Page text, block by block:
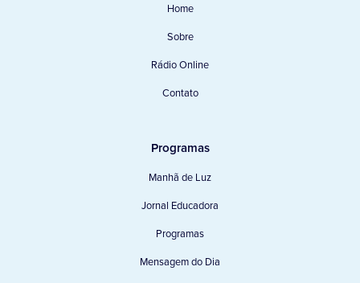
Home
Sobre
Rádio Online
Contato
Programas
Manhã de Luz
Jornal Educadora
Programas
Mensagem do Dia